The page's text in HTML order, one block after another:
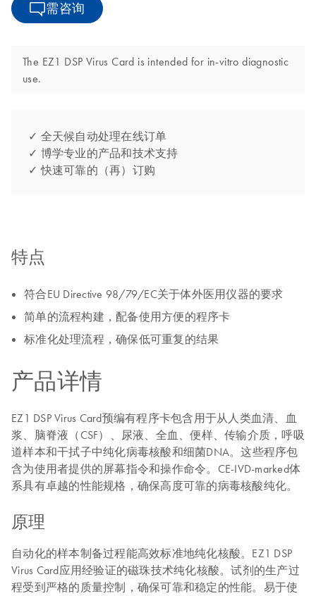
需咨询
The EZ1 DSP Virus Card is intended for in-vitro diagnostic
use.
✓ 全天候自动处理在线订单
✓ 博学专业的产品和技术支持
✓ 快速可靠的（再）订购
特点
符合EU Directive 98/79/EC关于体外医用仪器的要求
简单的流程构建，配备使用方便的程序卡
标准化处理流程，确保低可重复的结果
产品详情
EZ1 DSP Virus Card预编有程序卡包含用于从人类血清、血
浆、脑脊液（CSF）、尿液、全血、便样、传输介质，呼吸
道样本和干拭子中纯化病毒核酸和细菌DNA。这些程序包
含为使用者提供的屏幕指令和操作命令。CE-IVD-marked体
系具有卓越的性能规格，确保高度可靠的病毒核酸纯化。
原理
自动化的样本制备过程能高效标准地纯化核酸。EZ1 DSP
Virus Card应用经验证的磁珠技术纯化核酸。试剂的生产过
程受到严格的质量控制，确保可靠和稳定的性能。易于使